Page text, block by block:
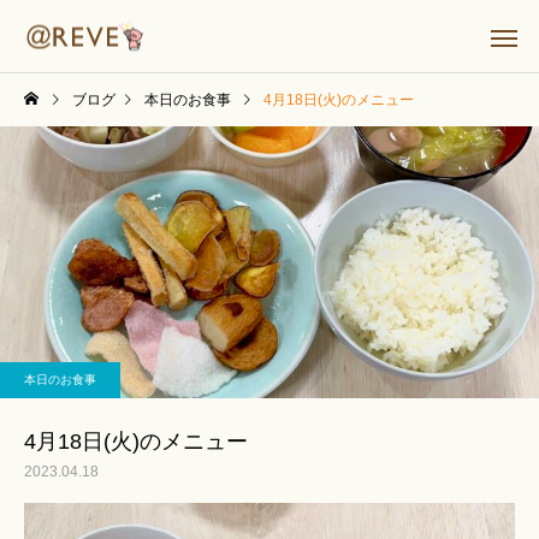
ブログ 本日のお食事 4月18日(火)のメニュー
本日のお食事
4月18日(火)のメニュー
2023.04.18